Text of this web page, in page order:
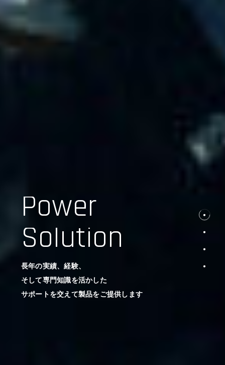
Power
Solution
長年の実績、経験、
そして専門知識を活かした
サポートを交えて製品をご提供します